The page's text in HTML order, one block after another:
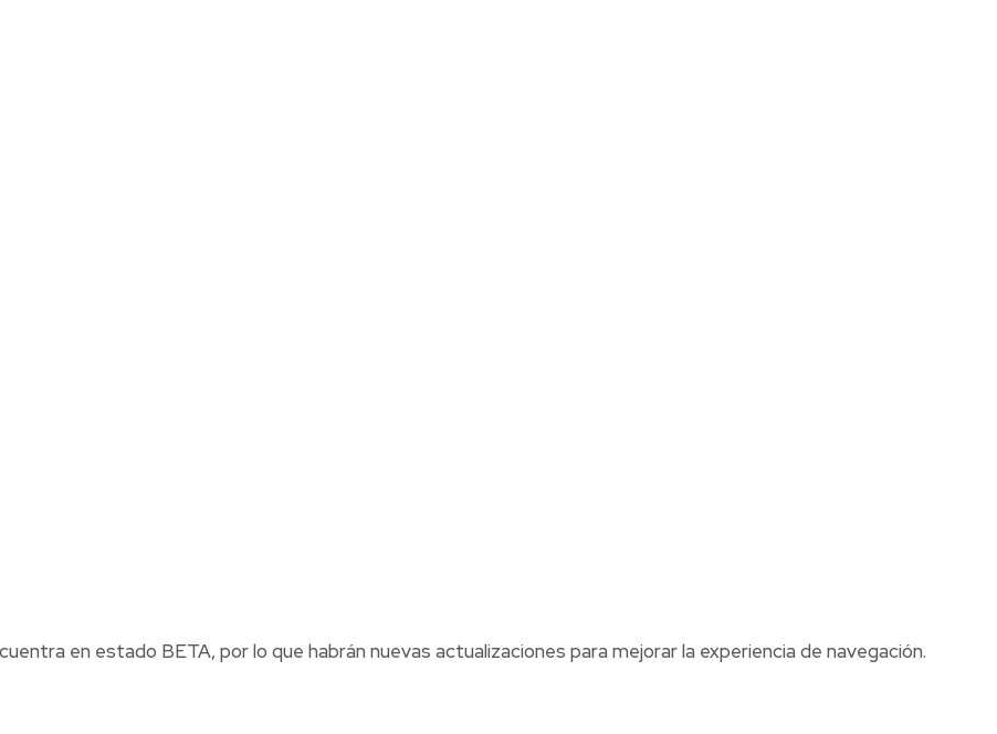
en estado BETA, por lo que habrán nuevas actualizaciones para mejorar la experiencia de navegación.